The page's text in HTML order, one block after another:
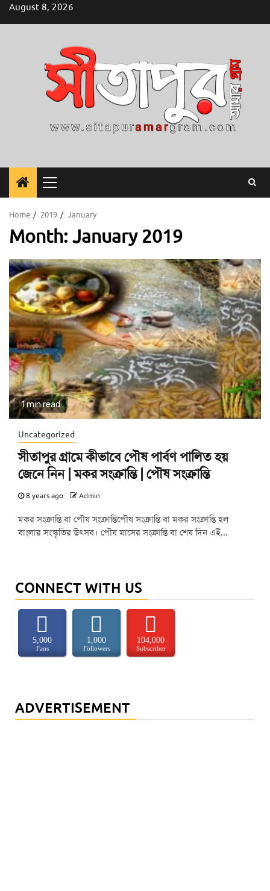
SkipAugust 8, 2026
Primary
Menu
Home 2019 January
Month: January 2019
1 min read
Uncategorized
সীতাপুর গ্রামে কীভাবে পৌষ পার্বণ পালিত হয়
জেনে নিন | মকর সংক্রান্তি | পৌষ সংক্রান্তি
8 years ago Admin
মকর সংক্রান্তি বা পৌষ সংক্রান্তিপৌষ সংক্রান্তি বা মকর সংক্রান্তি হল
বাংলার সংস্কৃতির উৎসব। পৌষ মাসের সংক্রান্তি বা শেষ দিন এই...
CONNECT WITH US
5,000
Fans
1,000
Followers
104,000
Subscriber
ADVERTISEMENT